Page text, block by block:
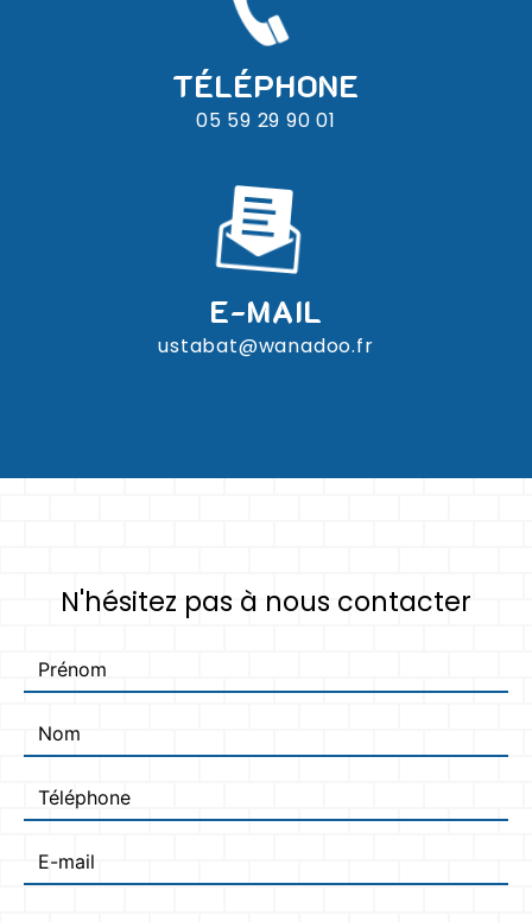
TÉLÉPHONE
05 59 29 90 01
E-MAIL
ustabat@wanadoo.fr
N'hésitez pas à nous contacter